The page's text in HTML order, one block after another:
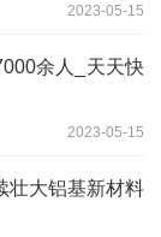
2023-05-15
余人_天天快
2023-05-15
壮大铝基新材料